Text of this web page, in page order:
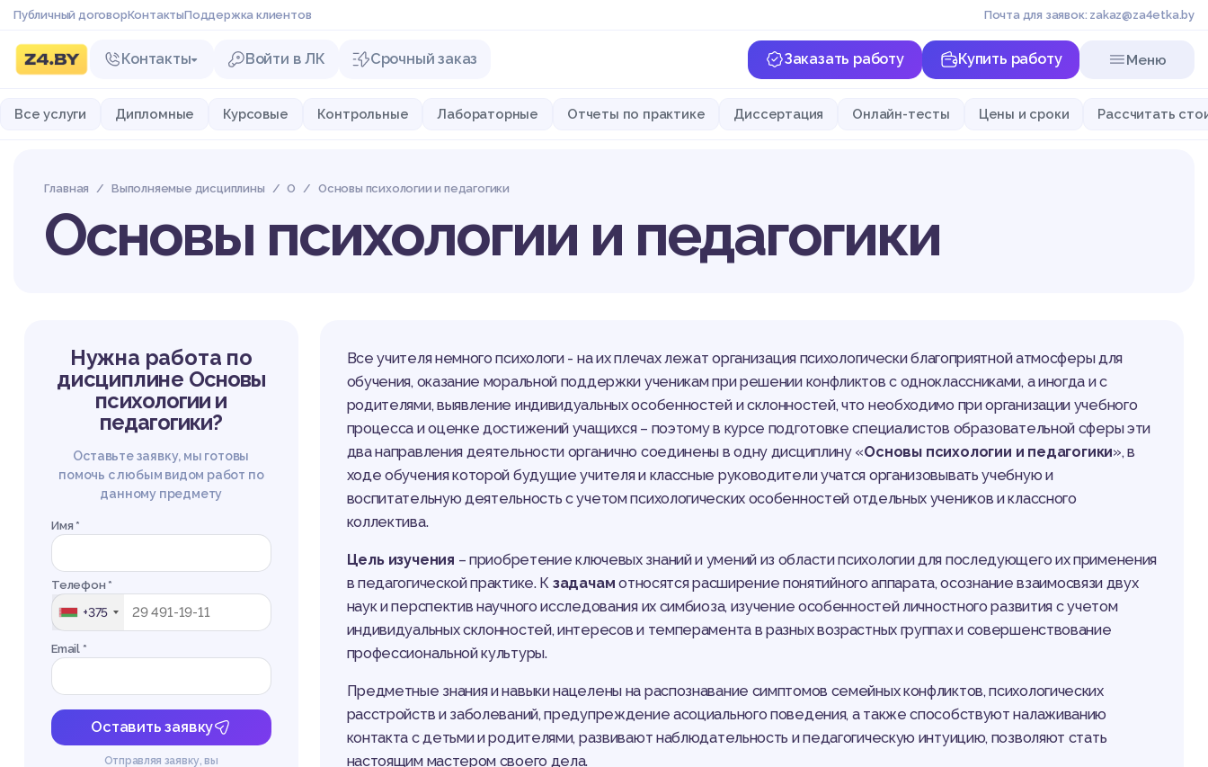
Публичный договорКонтактыПоддержка клиентов Почта для заявок: zakaz@za4etka.by
Контакты Войти в ЛК Срочный заказ Заказать работу Купить работу Меню
Все услуги Дипломные Курсовые Контрольные Лабораторные Отчеты по практике Диссертация Онлайн-тесты Цены и сроки Рассчитать
Главная Выполняемые дисциплины О Основы психологии и педагогики
Основы психологии и педагогики
Нужна работа по
дисциплине Основы
психологии и
педагогики?
Оставьте заявку, мы готовы
помочь с любым видом работ по
данному предмету
Имя *
Телефон *
+375
Email *
Оставить заявку
Отправляя заявку, вы
Все учителя немного психологи - на их плечах лежат организация психологически благоприятной атмосферы для
обучения, оказание моральной поддержки ученикам при решении конфликтов с одноклассниками, а иногда и с
родителями, выявление индивидуальных особенностей и склонностей, что необходимо при организации учебного
процесса и оценке достижений учащихся – поэтому в курсе подготовке специалистов образовательной сферы эти
два направления деятельности органично соединены в одну дисциплину «Основы психологии и педагогики», в
ходе обучения которой будущие учителя и классные руководители учатся организовывать учебную и
воспитательную деятельность с учетом психологических особенностей отдельных учеников и классного
коллектива.
Цель изучения – приобретение ключевых знаний и умений из области психологии для последующего их применения
в педагогической практике. К задачамотносятся расширение понятийного аппарата, осознание взаимосвязи двух
наук и перспектив научного исследования их симбиоза, изучение особенностей личностного развития с учетом
индивидуальных склонностей, интересов и темперамента в разных возрастных группах и совершенствование
профессиональной культуры.
Предметные знания и навыки нацелены на распознавание симптомов семейных конфликтов, психологических
расстройств и заболеваний, предупреждение асоциального поведения, а также способствуют налаживанию
контакта с детьми и родителями, развивают наблюдательность и педагогическую интуицию, позволяют стать
настоящим мастером своего дела.